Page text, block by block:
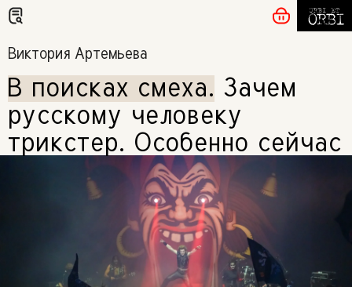
Виктория Артемьева
В поисках смеха. Зачем
русскому человеку
трикстер. Особенно сейчас